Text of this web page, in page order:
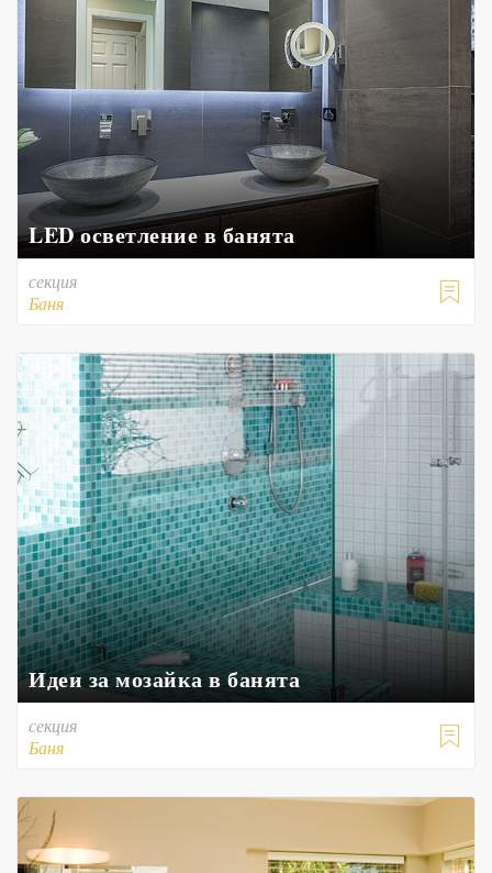
LED осветление в банята

секция
Баня
Идеи за мозайка в банята

секция
Баня